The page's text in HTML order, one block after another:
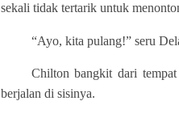
sekali tidak tertarik untuk
“Ayo, kita pulang!” seru
Chilton bangkit dari
berjalan di sisinya.